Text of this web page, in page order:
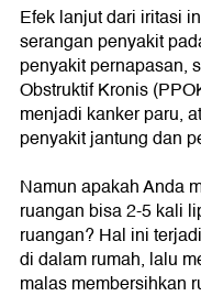
Efek lanjut dari iritasi
serangan penyakit
penyakit pernapasan,
Obstruktif Kronis
menjadi kanker paru,
penyakit jantung dan
Namun apakah Anda
ruangan bisa 2-5 kali
ruangan? Hal ini
di dalam rumah, lalu
malas membersihkan